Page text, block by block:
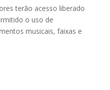
terão acesso liberado
o uso de
musicais, faixas e